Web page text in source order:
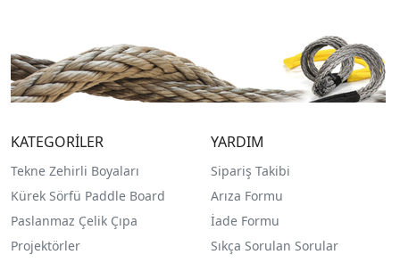
KATEGORİLER
Tekne Zehirli Boyaları
Kürek Sörfü Paddle Board
Paslanmaz Çelik Çıpa
Projektörler
YARDIM
Sipariş Takibi
Arıza Formu
İade Formu
Sıkça Sorulan Sorular